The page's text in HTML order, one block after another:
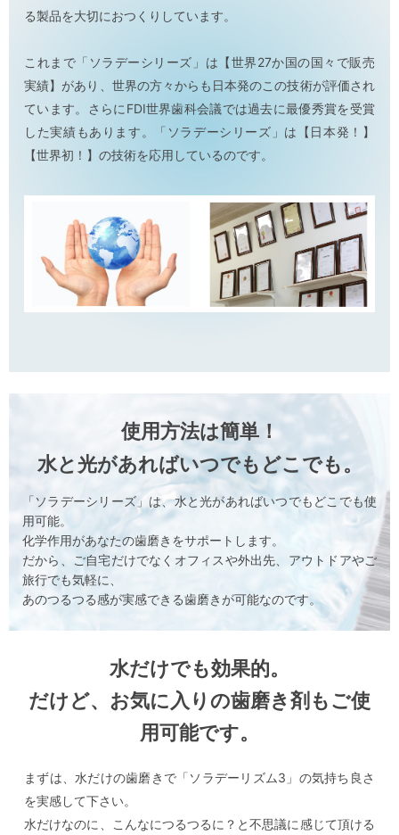
る製品を大切におつくりしています。
これまで「ソラデーシリーズ」は【世界27か国の国々で販売
実績】があり、世界の方々からも日本発のこの技術が評価され
ています。さらにFDI世界歯科会議では過去に最優秀賞を受賞
した実績もあります。「ソラデーシリーズ」は【日本発！】
【世界初！】の技術を応用しているのです。
使用方法は簡単！
水と光があればいつでもどこでも。
「ソラデーシリーズ」は、水と光があればいつでもどこでも使
用可能。
化学作用があなたの歯磨きをサポートします。
だから、ご自宅だけでなくオフィスや外出先、アウトドアやご
旅行でも気軽に、
あのつるつる感が実感できる歯磨きが可能なのです。
水だけでも効果的。
だけど、お気に入りの歯磨き剤もご使
用可能です。
まずは、水だけの歯磨きで「ソラデーリズム3」の気持ち良さ
を実感して下さい。
水だけなのに、こんなにつるつるに？と不思議に感じて頂ける